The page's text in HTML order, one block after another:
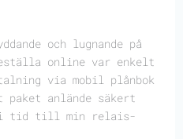
och lugnande på
online var enkelt
via mobil plånbok
anlände säkert
i tid till min relais-